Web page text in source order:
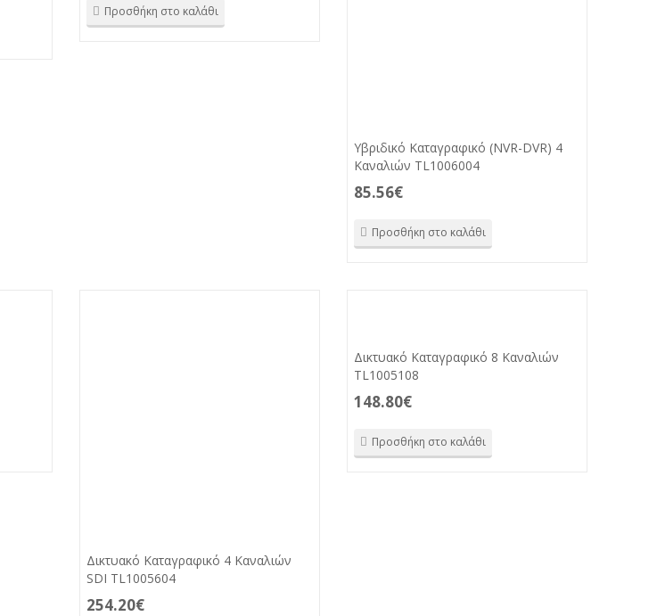
Προσθήκη στο καλάθι
Yβριδικό Καταγραφικό (NVR-DVR) 4
Καναλιών TL1006004
85.56€
Προσθήκη στο καλάθι
Δικτυακό Καταγραφικό 4 Καναλιών
SDI TL1005604
254.20€
Δικτυακό Καταγραφικό 8 Καναλιών
TL1005108
148.80€
Προσθήκη στο καλάθι